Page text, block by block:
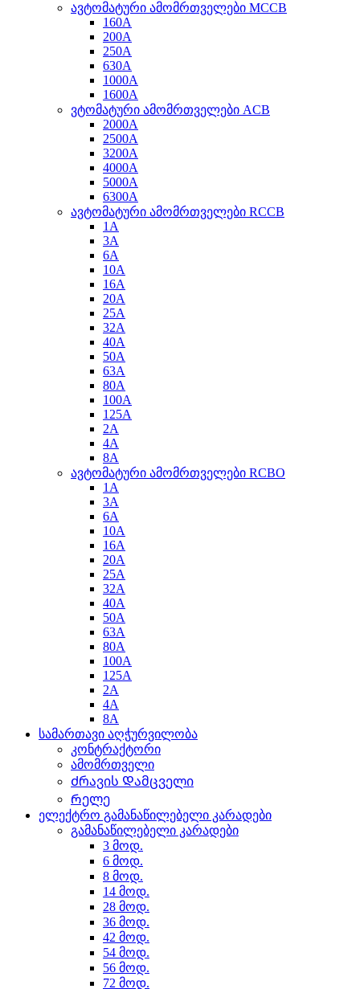
ავტომატური ამომრთველები MCCB
160A
200A
250A
630A
1000A
1600A
ვტომატური ამომრთველები ACB
2000A
2500A
3200A
4000A
5000A
6300A
ავტომატური ამომრთველები RCCB
1A
3A
6A
10A
16A
20A
25A
32A
40A
50A
63A
80A
100A
125A
2A
4A
8A
ავტომატური ამომრთველები RCBO
1A
3A
6A
10A
16A
20A
25A
32A
40A
50A
63A
80A
100A
125A
2A
4A
8A
სამართავი აღჭურვილობა
კონტრაქტორი
ამომრთველი
Ძრავის Დამცველი
Რელე
ელექტრო გამანაწილებელი კარადები
გამანაწილებელი კარადები
3 მოდ.
6 მოდ.
8 მოდ.
14 მოდ.
28 მოდ.
36 მოდ.
42 მოდ.
54 მოდ.
56 მოდ.
72 მოდ.